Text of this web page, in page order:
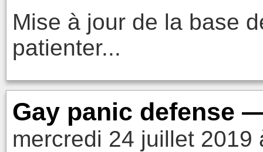
Mise à jour de la base
patienter...
Gay panic defense
mercredi 24 juillet 2019